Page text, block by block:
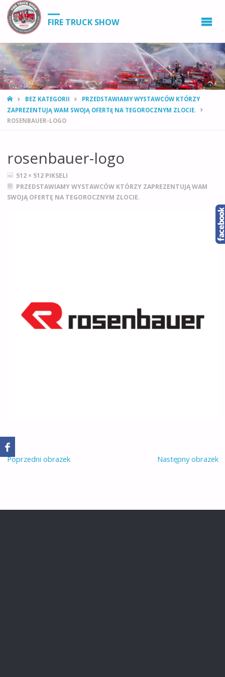
FIRE TRUCK SHOW
STRONA
GŁÓWNA
BEZ KATEGORII
PRZEDSTAWIAMY WYSTAWCÓW KTÓRZY
ZAPREZENTUJĄ WAM SWOJĄ OFERTĘ NA TEGOROCZNYM ZLOCIE.
ROSENBAUER-LOGO
rosenbauer-logo
PEŁNY
ROZMIAR
512 × 512 PIKSELI
PRZEDSTAWIAMY WYSTAWCÓW KTÓRZY ZAPREZENTUJĄ WAM
SWOJĄ OFERTĘ NA TEGOROCZNYM ZLOCIE.
Poprzedni obrazek Następny obrazek